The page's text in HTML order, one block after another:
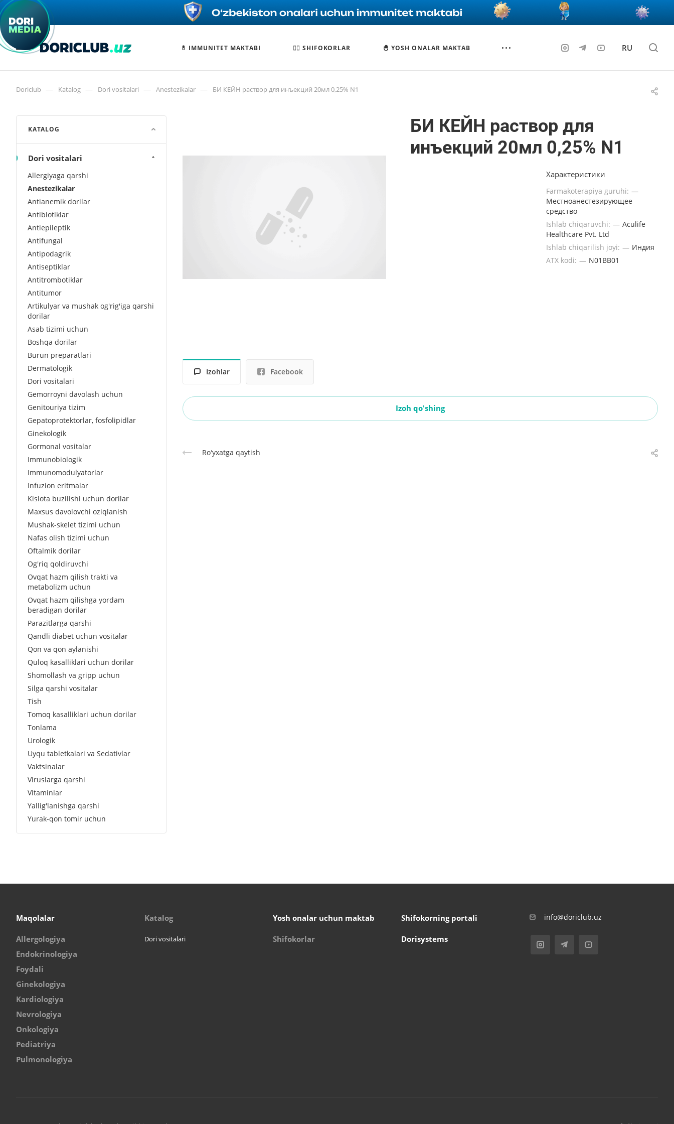
💊 IMMUNITET MAKTABI 🧑‍⚕️ SHIFOKORLAR 🐣 YOSH ONALAR MAKTAB RU
Doriclub — Katalog — Dori vositalari — Anestezikalar — БИ КЕЙН раствор для инъекций 20мл 0,25% N1
БИ КЕЙН раствор для
инъекций 20мл 0,25% N1
Характеристики
Farmakoterapiya guruhi: —
Местноанестезирующее
средство
Ishlab chiqaruvchi: — Aculife
Healthcare Pvt. Ltd
Ishlab chiqarilish joyi: — Индия
ATX kodi: — N01BB01
Izohlar Facebook
Izoh qo'shing
Roʻyxatga qaytish
KATALOG
Dori vositalari
Allergiyaga qarshi
Anestezikalar
Antianemik dorilar
Antibiotiklar
Antiepileptik
Antifungal
Antipodagrik
Antiseptiklar
Antitrombotiklar
Antitumor
Artikulyar va mushak og'rig'iga qarshi
dorilar
Asab tizimi uchun
Boshqa dorilar
Burun preparatlari
Dermatologik
Dori vositalari
Gemorroyni davolash uchun
Genitouriya tizim
Gepatoprotektorlar, fosfolipidlar
Ginekologik
Gormonal vositalar
Immunobiologik
Immunomodulyatorlar
Infuzion eritmalar
Kislota buzilishi uchun dorilar
Maxsus davolovchi oziqlanish
Mushak-skelet tizimi uchun
Nafas olish tizimi uchun
Oftalmik dorilar
Og'riq qoldiruvchi
Ovqat hazm qilish trakti va
metabolizm uchun
Ovqat hazm qilishga yordam
beradigan dorilar
Parazitlarga qarshi
Qandli diabet uchun vositalar
Qon va qon aylanishi
Quloq kasalliklari uchun dorilar
Shomollash va gripp uchun
Silga qarshi vositalar
Tish
Tomoq kasalliklari uchun dorilar
Tonlama
Urologik
Uyqu tabletkalari va Sedativlar
Vaktsinalar
Viruslarga qarshi
Vitaminlar
Yallig'lanishga qarshi
Yurak-qon tomir uchun
Maqolalar
Allergologiya
Endokrinologiya
Foydali
Ginekologiya
Kardiologiya
Nevrologiya
Onkologiya
Pediatriya
Pulmonologiya
Katalog
Dori vositalari
Yosh onalar uchun maktab
Shifokorlar
Shifokorning portali
Dorisystems
info@doriclub.uz